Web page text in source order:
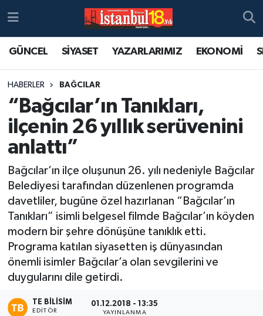
GÜNCEL SİYASET YAZARLARIMIZ EKONOMİ
HABERLER BAĞCILAR
“Bağcılar’ın Tanıkları,
ilçenin 26 yıllık serüvenini
anlattı”
Bağcılar’ın ilçe oluşunun 26. yılı nedeniyle Bağcılar
Belediyesi tarafından düzenlenen programda
davetliler, bugüne özel hazırlanan “Bağcılar’ın
Tanıkları” isimli belgesel filmde Bağcılar’ın köyden
modern bir şehre dönüşüne tanıklık etti.
Programa katılan siyasetten iş dünyasından
önemli isimler Bağcılar’a olan sevgilerini ve
duygularını dile getirdi.
TE BILISIM
EDITÖR
01.12.2018 - 13:35
YAYINLANMA